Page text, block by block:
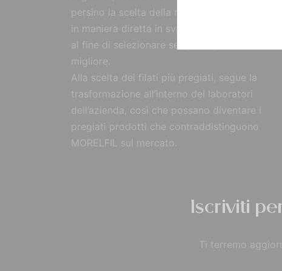
persino la scelta della materia prima, reperita
in maniera diretta in svariate parti del mondo
al fine di selezionare sempre il prodotto
migliore.
Alla scelta dei filati più pregiati, segue la
trasformazione all’interno dei laboratori
dell’azienda, così che possano diventare i
pregiati prodotti che contraddistinguono
MORELFIL sul mercato.
Iscriviti
Ti terremo